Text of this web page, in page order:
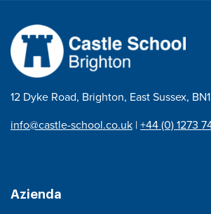
12 Dyke Road, Brighton, East Sussex,
info@castle-school.co.uk |+44 (0) 1273
Azienda